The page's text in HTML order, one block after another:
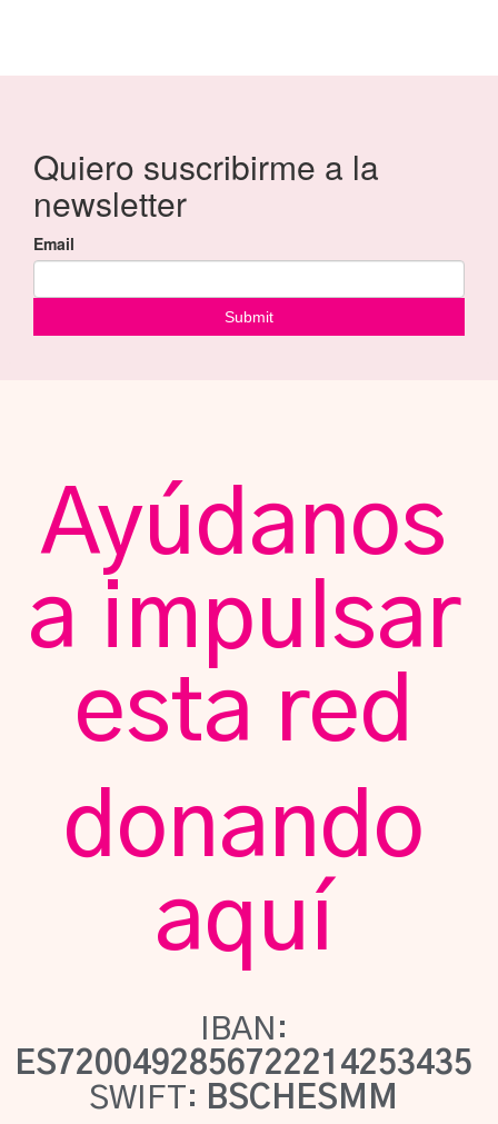
Ayúdanos
a impulsar
esta red
donando
aquí
IBAN:
ES7200492856722214253435
SWIFT: BSCHESMM